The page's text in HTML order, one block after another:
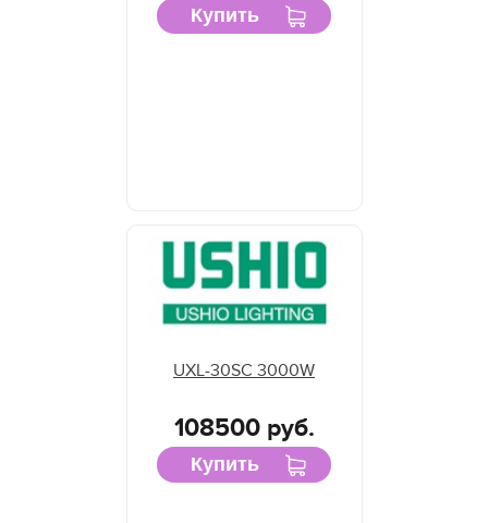
Купить
UXL-30SC 3000W
108500 руб.
Купить